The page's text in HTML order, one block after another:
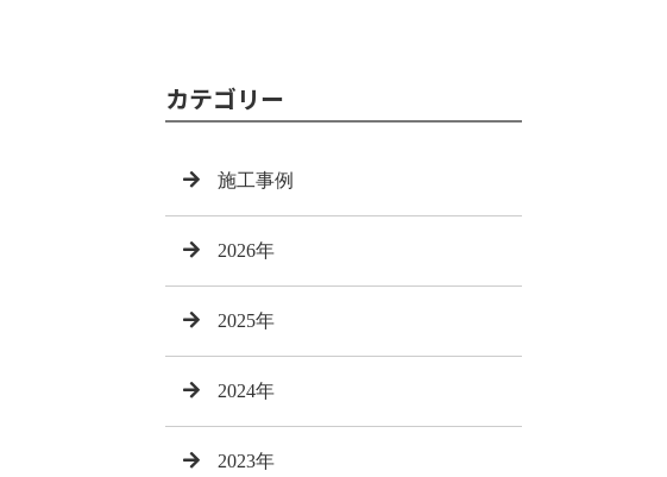
カテゴリー
施工事例
2026年
2025年
2024年
2023年